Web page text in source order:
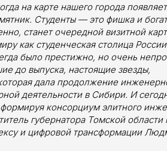
на карте нашего города
Студенты — это фишка и
станет очередной визитной
как студенческая столица
было престижно, но очень
до выпуска, настоящие звезды,
дала продолжение
деятельности в Сибири. И
консорциум элитного
губернатора Томской области
и цифровой трансформации